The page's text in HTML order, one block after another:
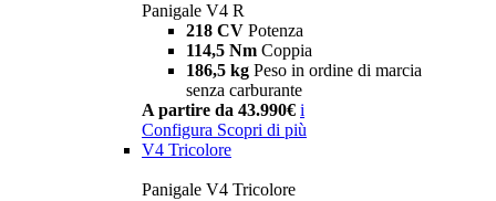
Panigale V4 R
218 CV Potenza
114,5 Nm Coppia
186,5 kg Peso in ordine di marcia
senza carburante
A partire da 43.990€ i
Configura Scopri di più
V4 Tricolore
Panigale V4 Tricolore